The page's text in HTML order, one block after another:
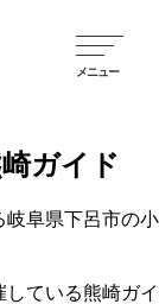
ガイド
岐阜県下呂市の小
ている熊崎ガイ